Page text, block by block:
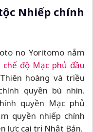
Nhiếp chính
no Yoritomo nắm
chế độ Mạc phủ đầu
hoàng và triều
quyền bù nhìn.
quyền Mạc phủ
quyền nhiếp chính
lực cai trị Nhật Bản.